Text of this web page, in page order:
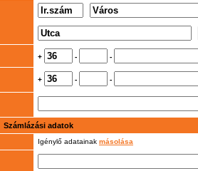
+ - -
+ - -
Számlázási adatok
Igénylő adatainak másolása